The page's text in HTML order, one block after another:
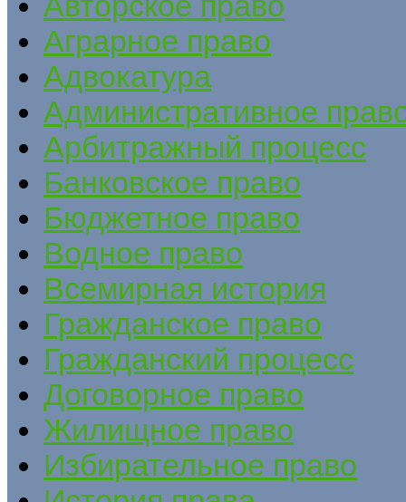
Аграрное право
Адвокатура
Административное
Арбитражный процесс
Банковское право
Бюджетное право
Водное право
Всемирная история
Гражданское право
Гражданский процесс
Договорное право
Жилищное право
Избирательное право